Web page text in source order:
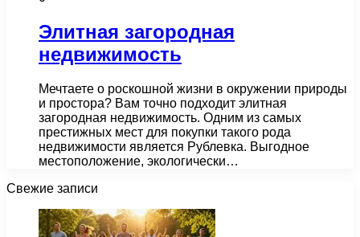
Элитная загородная
недвижимость
Мечтаете о роскошной жизни в окружении природы
и простора? Вам точно подходит элитная
загородная недвижимость. Одним из самых
престижных мест для покупки такого рода
недвижимости является Рублевка. Выгодное
местоположение, экологически…
Свежие записи